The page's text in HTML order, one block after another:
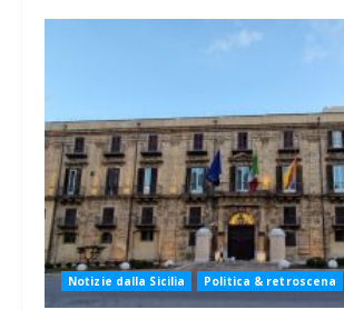
Notizie dalla Sicilia Politica & retroscena